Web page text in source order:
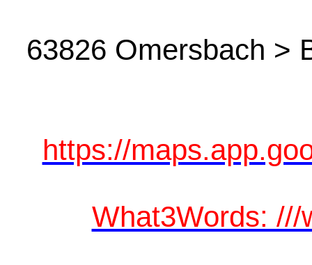
63826 Omersbach >
https://
What3Words: ///